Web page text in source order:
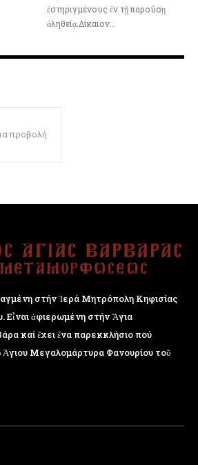
ἐστηριγμένους ἐν τῇ παρούσῃ
ἀληθείᾳ.Δίκαιον...
προβολή
στήν Ἱερά Μητρόπολη Κηφισίας
ἀφιερωμένη στήν Ἅγια
καί ἔχει ἕνα παρεκκλήσιο πού
Ἁγιου Μεγαλομάρτυρα Φανουρίου τοῦ